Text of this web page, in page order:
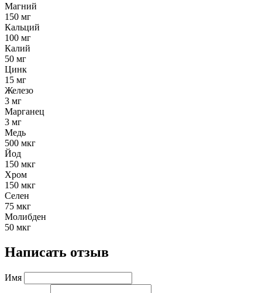
Магний
150 мг
Кальций
100 мг
Калий
50 мг
Цинк
15 мг
Железо
3 мг
Марганец
3 мг
Медь
500 мкг
Йод
150 мкг
Хром
150 мкг
Селен
75 мкг
Молибден
50 мкг
Написать отзыв
Имя